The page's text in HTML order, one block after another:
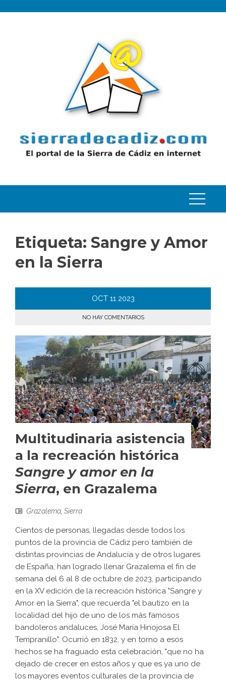
Etiqueta: Sangre y Amor
en la Sierra
OCT 11 2023
NO HAY COMENTARIOS
Multitudinaria asistencia
a la recreación histórica
Sangre y amor en la
Sierra, en Grazalema
Grazalema Sierra
Cientos de personas, llegadas desde todos los
puntos de la provincia de Cádiz pero también de
distintas provincias de Andalucía y de otros lugares
de España, han logrado llenar Grazalema el fin de
semana del 6 al 8 de octubre de 2023, participando
en la XV edición de la recreación histórica "Sangre y
Amor en la Sierra", que recuerda "el bautizo en la
localidad del hijo de uno de los más famosos
bandoleros andaluces, José María Hinojosa El
Tempranillo". Ocurrió en 1832, y en torno a esos
hechos se ha fraguado esta celebración, "que no ha
dejado de crecer en estos años y que es ya uno de
los mayores eventos culturales de la provincia de